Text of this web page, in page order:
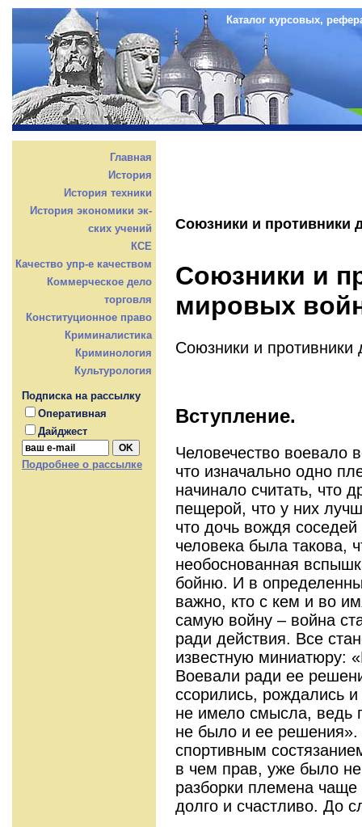
Каталог курсовых,
Главная
История
История техники
История экономики эк-
ских учений
КСЕ
Качество упр-е качеством
Коммерческое дело
торговля
Конституционное право
Криминалистика
Криминология
Культурология
Подписка на рассылку
Оперативная
Дайджест
Подробнее о рассылке
Союзники и противники
Союзники и
мировых
Союзники и
Вступление.
Человечество воевало
что изначально одно
начинало считать, что
пещерой, что у них
что дочь вождя
человека была такова,
необоснованная
бойню. И в
важно, кто с кем и во
самую войну – война
ради действия. Все
известную миниатюру:
Воевали ради ее
ссорились, рождались
не имело смысла, ведь
не было и ее
спортивным
в чем прав, уже было
разборки племена
долго и счастливо. До